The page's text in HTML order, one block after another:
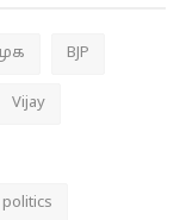
BJP
Vijay
politics